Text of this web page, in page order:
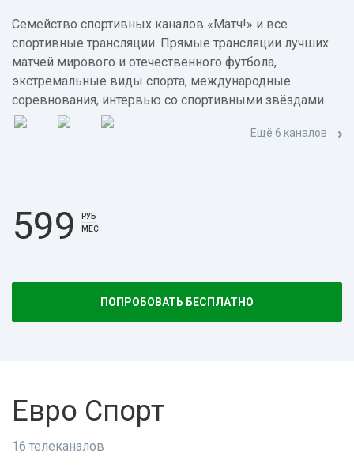
Семейство спортивных каналов «Матч!» и все
спортивные трансляции. Прямые трансляции лучших
матчей мирового и отечественного футбола,
экстремальные виды спорта, международные
соревнования, интервью со спортивными звёздами.
Ещё 6 каналов
599
РУБ
МЕС
ПОПРОБОВАТЬ БЕСПЛАТНО
Евро Спорт
16 телеканалов